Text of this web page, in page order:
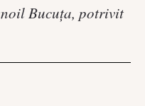
Bucuța, potrivit